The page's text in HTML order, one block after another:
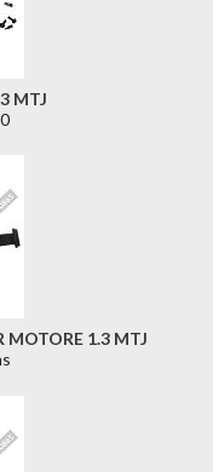
MTJ
MOTORE 1.3 MTJ